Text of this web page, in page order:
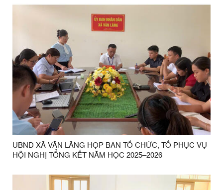
UBND XÃ VĂN LÃNG HỌP BAN TỔ CHỨC, TỔ PHỤC VỤ
HỘI NGHỊ TỔNG KẾT NĂM HỌC 2025–2026